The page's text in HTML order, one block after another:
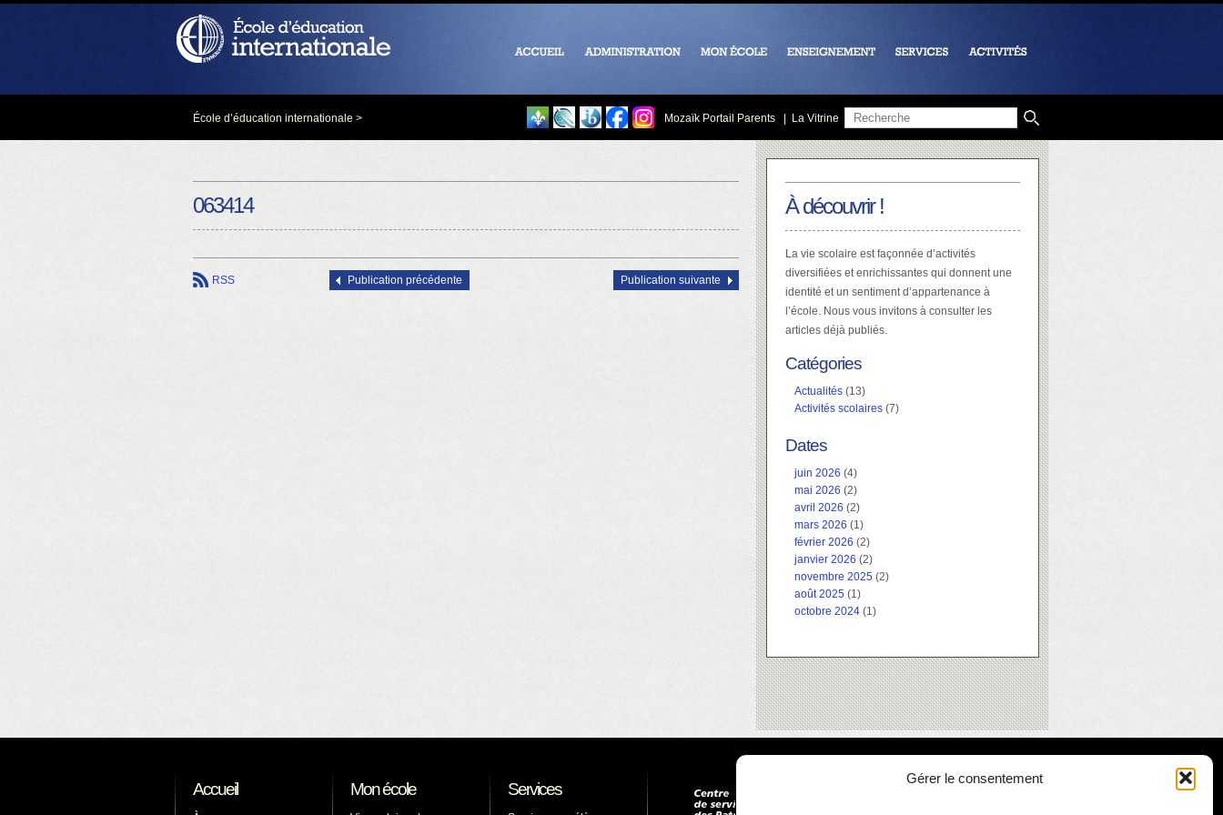
Gérer le consentement
École d’éducation internationale > Mozaïk Portail Parents La Vitrine
063414
RSS Publication précédente Publication suivante
À découvrir !
La vie scolaire est façonnée d’activités
diversifiées et enrichissantes qui donnent une
identité et un sentiment d’appartenance à
l’école. Nous vous invitons à consulter les
articles déjà publiés.
Catégories
Actualités (13)
Activités scolaires (7)
Dates
juin 2026 (4)
mai 2026 (2)
avril 2026 (2)
mars 2026 (1)
février 2026 (2)
janvier 2026 (2)
novembre 2025 (2)
août 2025 (1)
octobre 2024 (1)
Accueil Mon école Services